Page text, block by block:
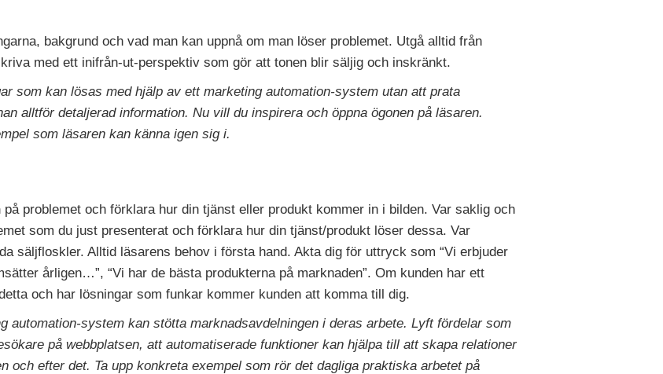
bakgrund och vad man kan uppnå om man löser problemet. Utgå alltid från
med ett inifrån-ut-perspektiv som gör att tonen blir säljig och inskränkt.
som kan lösas med hjälp av ett marketing automation-system utan att prata
alltför detaljerad information. Nu vill du inspirera och öppna ögonen på läsaren.
som läsaren kan känna igen sig i.
problemet och förklara hur din tjänst eller produkt kommer in i bilden. Var saklig och
som du just presenterat och förklara hur din tjänst/produkt löser dessa. Var
säljfloskler. Alltid läsarens behov i första hand. Akta dig för uttryck som “Vi erbjuder
årligen…”, “Vi har de bästa produkterna på marknaden”. Om kunden har ett
och har lösningar som funkar kommer kunden att komma till dig.
automation-system kan stötta marknadsavdelningen i deras arbete. Lyft fördelar som
på webbplatsen, att automatiserade funktioner kan hjälpa till att skapa relationer
och efter det. Ta upp konkreta exempel som rör det dagliga praktiska arbetet på